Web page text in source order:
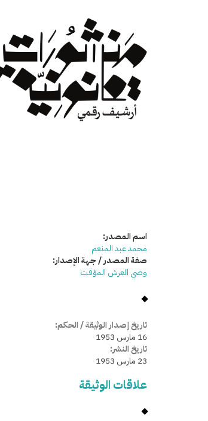
اسم المصدر:
محمد عبد المنعم
صفة المصدر / جهة الإصدار:
وصي العرش المؤقت
تاريخ إصدار الوثيقة / الحكم:
16 مارس 1953
تاريخ النشر:
23 مارس 1953
علاقات الوثيقة